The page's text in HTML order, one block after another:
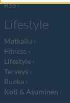
RSS
Lifestyle
Matkailu
Fitness
Lifestyle
Terveys
Ruoka
Koti & Asuminen